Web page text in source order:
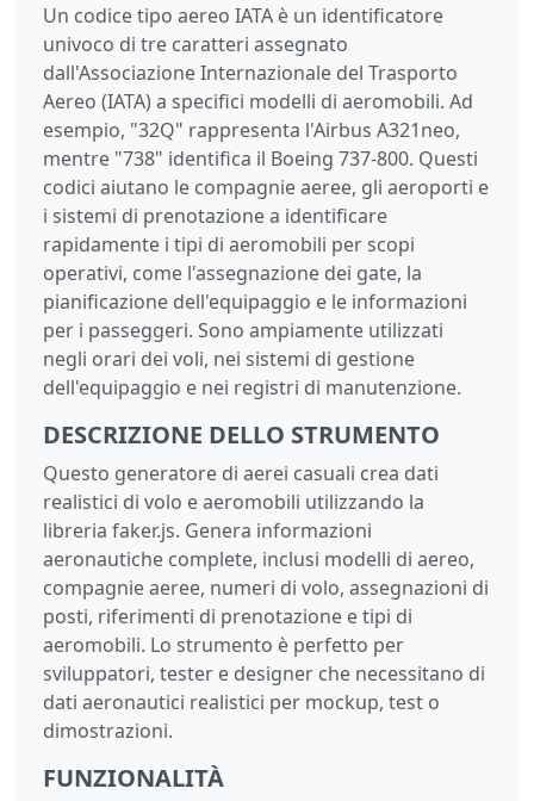
Un codice tipo aereo IATA è un identificatore
univoco di tre caratteri assegnato
dall'Associazione Internazionale del Trasporto
Aereo (IATA) a specifici modelli di aeromobili. Ad
esempio, "32Q" rappresenta l'Airbus A321neo,
mentre "738" identifica il Boeing 737-800. Questi
codici aiutano le compagnie aeree, gli aeroporti e
i sistemi di prenotazione a identificare
rapidamente i tipi di aeromobili per scopi
operativi, come l'assegnazione dei gate, la
pianificazione dell'equipaggio e le informazioni
per i passeggeri. Sono ampiamente utilizzati
negli orari dei voli, nei sistemi di gestione
dell'equipaggio e nei registri di manutenzione.
DESCRIZIONE DELLO STRUMENTO
Questo generatore di aerei casuali crea dati
realistici di volo e aeromobili utilizzando la
libreria faker.js. Genera informazioni
aeronautiche complete, inclusi modelli di aereo,
compagnie aeree, numeri di volo, assegnazioni di
posti, riferimenti di prenotazione e tipi di
aeromobili. Lo strumento è perfetto per
sviluppatori, tester e designer che necessitano di
dati aeronautici realistici per mockup, test o
dimostrazioni.
FUNZIONALITÀ